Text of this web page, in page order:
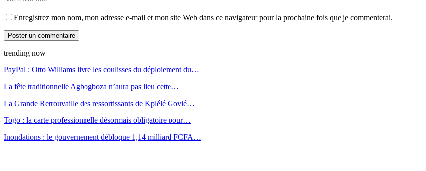
Enregistrez mon nom, mon adresse e-mail et mon site Web dans ce navigateur pour la prochaine fois que je commenterai.
trending now
PayPal : Otto Williams livre les coulisses du déploiement du…
La fête traditionnelle Agbogboza n’aura pas lieu cette…
La Grande Retrouvaille des ressortissants de Kplélé Govié…
Togo : la carte professionnelle désormais obligatoire pour…
Inondations : le gouvernement débloque 1,14 milliard FCFA…